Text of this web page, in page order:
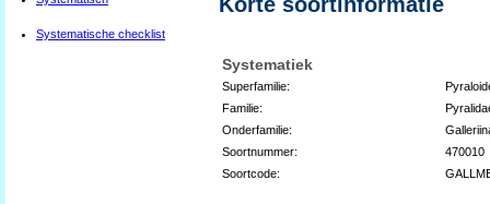
Systematische checklist
Systematiek
Superfamilie:
Familie:
Onderfamilie:
Soortnummer:
470010
Soortcode: